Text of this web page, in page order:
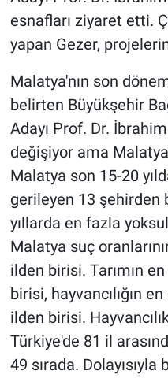
esnafları ziyaret etti.
yapan Gezer,
Malatya'nın son
belirten Büyükşehir
Adayı Prof. Dr.
değişiyor ama
Malatya son 15-20
gerileyen 13 şehirden
yıllarda en fazla
Malatya suç
ilden birisi. Tarımın
birisi, hayvancılığın
ilden birisi.
Türkiye'de 81 il
49 sırada.